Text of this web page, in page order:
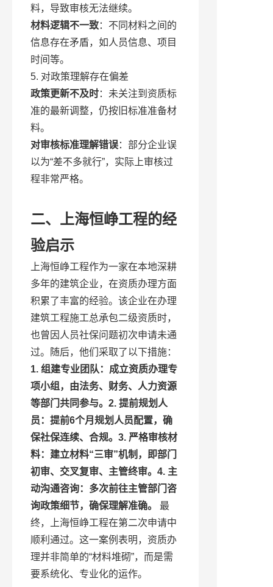
料，导致审核无法继续。
材料逻辑不一致：不同材料之间的
信息存在矛盾，如人员信息、项目
时间等。
5. 对政策理解存在偏差
政策更新不及时：未关注到资质标
准的最新调整，仍按旧标准准备材
料。
对审核标准理解错误：部分企业误
以为“差不多就行”，实际上审核过
程非常严格。
二、上海恒峥工程的经
验启示
上海恒峥工程作为一家在本地深耕
多年的建筑企业，在资质办理方面
积累了丰富的经验。该企业在办理
建筑工程施工总承包二级资质时，
也曾因人员社保问题初次申请未通
过。随后，他们采取了以下措施：
1. 组建专业团队 ：成立资质办理专
项小组，由法务、财务、人力资源
等部门共同参与。 2. 提前规划人
员 ：提前6个月规划人员配置，确
保社保连续、合规。 3. 严格审核材
料：建立材料“三审”机制，即部门
初审、交叉复审、主管终审。 4. 主
动沟通咨询：多次前往主管部门咨
询政策细节，确保理解准确。
最
终，上海恒峥工程在第二次申请中
顺利通过。这一案例表明，资质办
理并非简单的“材料堆砌”，而是需
要系统化、专业化的运作。